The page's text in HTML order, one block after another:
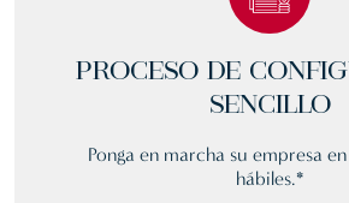
PROCESO DE
SENCILLO
Ponga en marcha su empresa
hábiles.*